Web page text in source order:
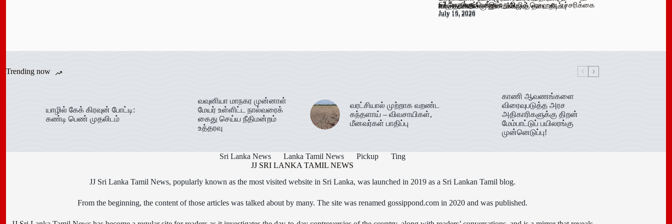
67 பேருக்கு டெங்கு உறுதி
July 16, 2026
ஊடக விளம்பரங்கள் – அஜித் ரொஹன எச்சரிக்கை
July 15, 2026
வர்த்தமானிக்கு இடைக்காலத் தடை நீடிப்பு
July 15, 2026
July 15, 2026
Trending now
யாழில் கேக் கிரவுன் போட்டி:
கண்டி பெண் முதலிடம்
வவுனியா மாநகர முன்னாள்
மேயர் உள்ளிட்ட நால்வரைக்
கைது செய்ய நீதிமன்றம்
உத்தரவு
வரட்சியால் முற்றாக வறண்ட
கந்தளாய் – விவசாயிகள்,
மீனவர்கள் பாதிப்பு
காணி ஆவணங்களை
விரைவுபடுத்த அரச
அதிகாரிகளுக்கு திறன்
மேம்பாட்டுப் பயிலரங்கு
முன்னெடுப்பு!
Sri Lanka News Lanka Tamil News Pickup
Ting
JJ SRI LANKA TAMIL NEWS
JJ Sri Lanka Tamil News, popularly known as the most visited website in Sri Lanka, was launched in 2019 as a Sri Lankan Tamil blog.
From the beginning, the content of those articles was talked about by many. The site was renamed gossippond.com in 2020 and was published.